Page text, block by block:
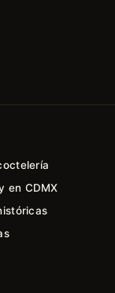
en CDMX